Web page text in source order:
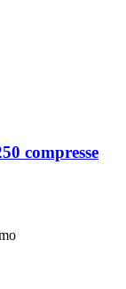
compresse